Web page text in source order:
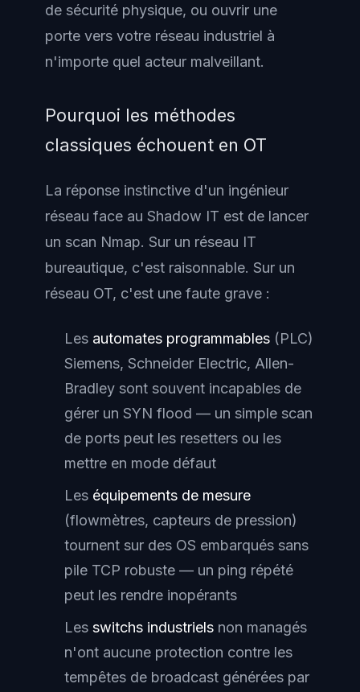
de sécurité physique, ou ouvrir une
porte vers votre réseau industriel à
n'importe quel acteur malveillant.
Pourquoi les méthodes
classiques échouent en OT
La réponse instinctive d'un ingénieur
réseau face au Shadow IT est de lancer
un scan Nmap. Sur un réseau IT
bureautique, c'est raisonnable. Sur un
réseau OT, c'est une faute grave :
Les automates programmables (PLC)
Siemens, Schneider Electric, Allen-
Bradley sont souvent incapables de
gérer un SYN flood — un simple scan
de ports peut les resetters ou les
mettre en mode défaut
Les équipements de mesure
(flowmètres, capteurs de pression)
tournent sur des OS embarqués sans
pile TCP robuste — un ping répété
peut les rendre inopérants
Les switchs industriels non managés
n'ont aucune protection contre les
tempêtes de broadcast générées par